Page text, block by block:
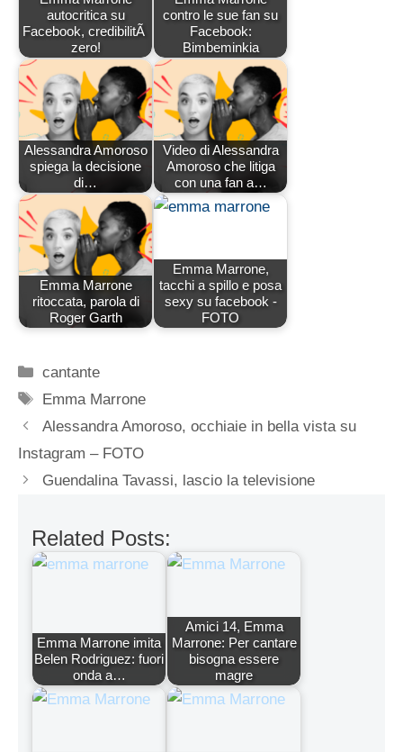
autocritica su
Facebook, credibilitÃ
zero!
contro le sue fan su
Facebook:
Bimbeminkia
Alessandra Amoroso
spiega la decisione
di…
Video di Alessandra
Amoroso che litiga
con una fan a…
Emma Marrone
ritoccata, parola di
Roger Garth
Emma Marrone,
tacchi a spillo e posa
sexy su facebook -
FOTO
Categorie
cantante
Tag
Emma Marrone
Alessandra Amoroso, occhiaie in bella vista su
Instagram – FOTO
Guendalina Tavassi, lascio la televisione
Related Posts:
Emma Marrone imita
Belen Rodriguez: fuori
onda a…
Amici 14, Emma
Marrone: Per cantare
bisogna essere
magre